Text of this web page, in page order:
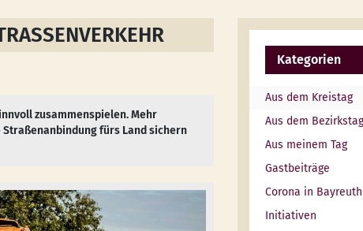
zusammenspielen. Mehr
fürs Land sichern
Kategorien
Aus dem Kreistag
Aus dem Bezirkstag
Aus meinem Tag
Gastbeiträge
Corona in Bayreuth
Initiativen